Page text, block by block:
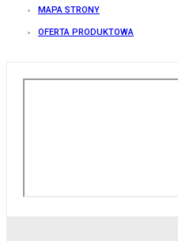
MAPA STRONY
OFERTA PRODUKTOWA